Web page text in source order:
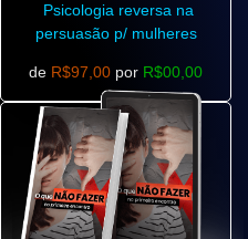
Psicologia reversa na
persuasão p/ mulheres
de R$97,00 por R$00,00